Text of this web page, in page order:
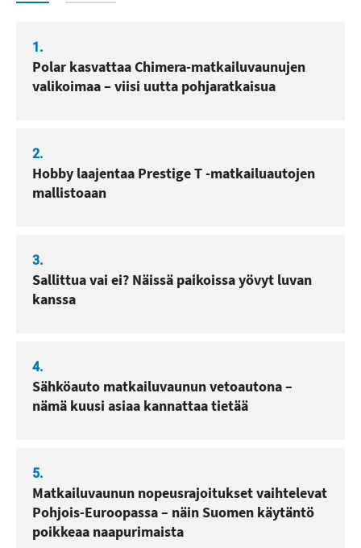
1.
Polar kasvattaa Chimera-matkailuvaunujen
valikoimaa – viisi uutta pohjaratkaisua
2.
Hobby laajentaa Prestige T -matkailuautojen
mallistoaan
3.
Sallittua vai ei? Näissä paikoissa yövyt luvan
kanssa
4.
Sähköauto matkailuvaunun vetoautona –
nämä kuusi asiaa kannattaa tietää
5.
Matkailuvaunun nopeusrajoitukset vaihtelevat
Pohjois-Euroopassa – näin Suomen käytäntö
poikkeaa naapurimaista